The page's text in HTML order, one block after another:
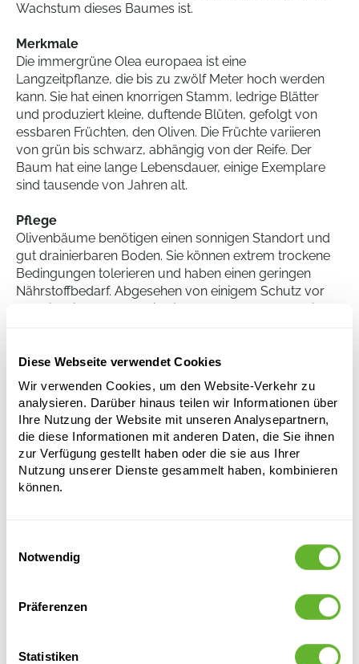
Diese Webseite verwendet Cookies
Wir verwenden Cookies, um den Website-Verkehr zu
analysieren. Darüber hinaus teilen wir Informationen über
Ihre Nutzung der Website mit unseren Analysepartnern,
die diese Informationen mit anderen Daten, die Sie ihnen
zur Verfügung gestellt haben oder die sie aus Ihrer
Nutzung unserer Dienste gesammelt haben, kombinieren
können.
Notwendig
Präferenzen
Statistiken
Wachstum dieses Baumes ist.
Merkmale
Die immergrüne Olea europaea ist eine
Langzeitpflanze, die bis zu zwölf Meter hoch werden
kann. Sie hat einen knorrigen Stamm, ledrige Blätter
und produziert kleine, duftende Blüten, gefolgt von
essbaren Früchten, den Oliven. Die Früchte variieren
von grün bis schwarz, abhängig von der Reife. Der
Baum hat eine lange Lebensdauer, einige Exemplare
sind tausende von Jahren alt.
Pflege
Olivenbäume benötigen einen sonnigen Standort und
gut drainierbaren Boden. Sie können extrem trockene
Bedingungen tolerieren und haben einen geringen
Nährstoffbedarf. Abgesehen von einigem Schutz vor
Frost ist die Pflege relativ einfach: Der Baum benötigt
normalerweise nur in Trockenperioden erforderlich,
und überflüssige Triebe können regelmäßig entfernt
werden.
Olea europaea
Stamm